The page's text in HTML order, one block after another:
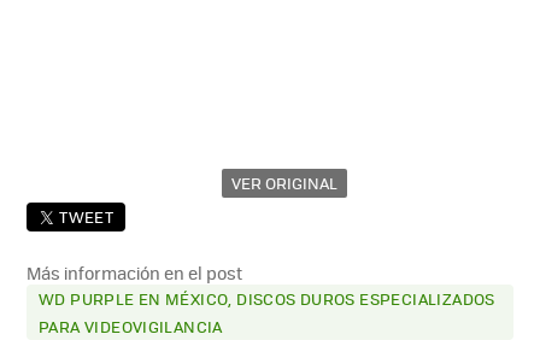
VER ORIGINAL
TWEET
Más información en el post
WD PURPLE EN MÉXICO, DISCOS DUROS ESPECIALIZADOS
PARA VIDEOVIGILANCIA